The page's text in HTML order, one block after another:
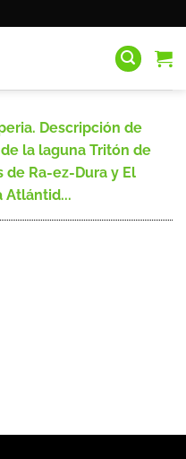
Descripción de
la laguna Tritón de
de Ra-ez-Dura y El
Atlántid...